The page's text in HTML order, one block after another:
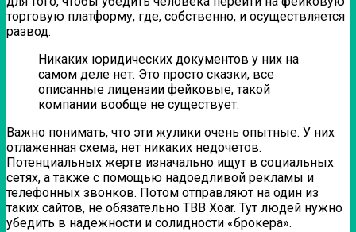
торговую платформу, где, собственно, и осуществляется
развод.
Никаких юридических документов у них на
самом деле нет. Это просто сказки, все
описанные лицензии фейковые, такой
компании вообще не существует.
Важно понимать, что эти жулики очень опытные. У них
отлаженная схема, нет никаких недочетов.
Потенциальных жертв изначально ищут в социальных
сетях, а также с помощью надоедливой рекламы и
телефонных звонков. Потом отправляют на один из
таких сайтов, не обязательно TBB Xoar. Тут людей нужно
убедить в надежности и солидности «брокера».